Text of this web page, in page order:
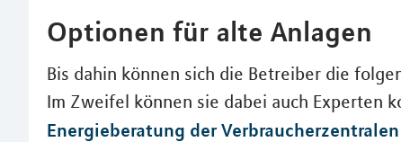
Optionen für alte Anlagen
Bis dahin können sich die Betreiber die
Im Zweifel können sie dabei auch Experten
Energieberatung der Verbraucherzentralen